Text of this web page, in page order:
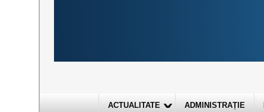
ACTUALITATE ADMINISTRAȚIE